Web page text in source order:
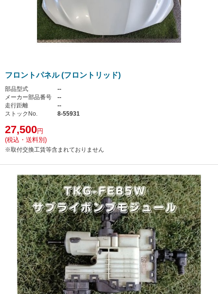
フロントパネル (フロントリッド)
部品型式
--
メーカー部品番号
--
走行距離
--
ストックNo.
8-55931
27,500円
(税込・送料別)
※取付交換工賃等含まれておりません